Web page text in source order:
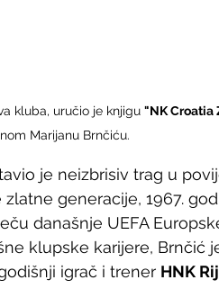
kluba, uručio je knjigu "NK Croatia
Marijanu Brnčiću.
je neizbrisiv trag u
generacije, 1967.
današnje UEFA
klupske karijere, Brnčić
igrač i trener HNK